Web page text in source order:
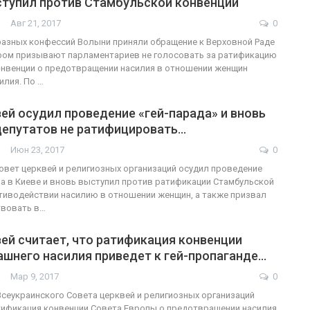
Авг 21, 2017
0
конфессий Волыни приняли обращение к Верховной Раде
призывают парламентариев не голосовать за ратификацию
о предотвращении насилия в отношении женщин
По …
осудил проведение «гей-парада» и вновь
не ратифицировать…
Июн 23, 2017
0
церквей и религиозных организаций осудил проведение
в Киеве и вновь выступил против ратификации Стамбульской
насилию в отношении женщин, а также призвал
в…
считает, что ратификация конвенции
насилия приведет к гей-пропаганде…
Мар 9, 2017
0
Совета церквей и религиозных организаций
ФОТО
ГЕЙ-АЛЬЯНС УКРАИНА Июл 27, 2017 0